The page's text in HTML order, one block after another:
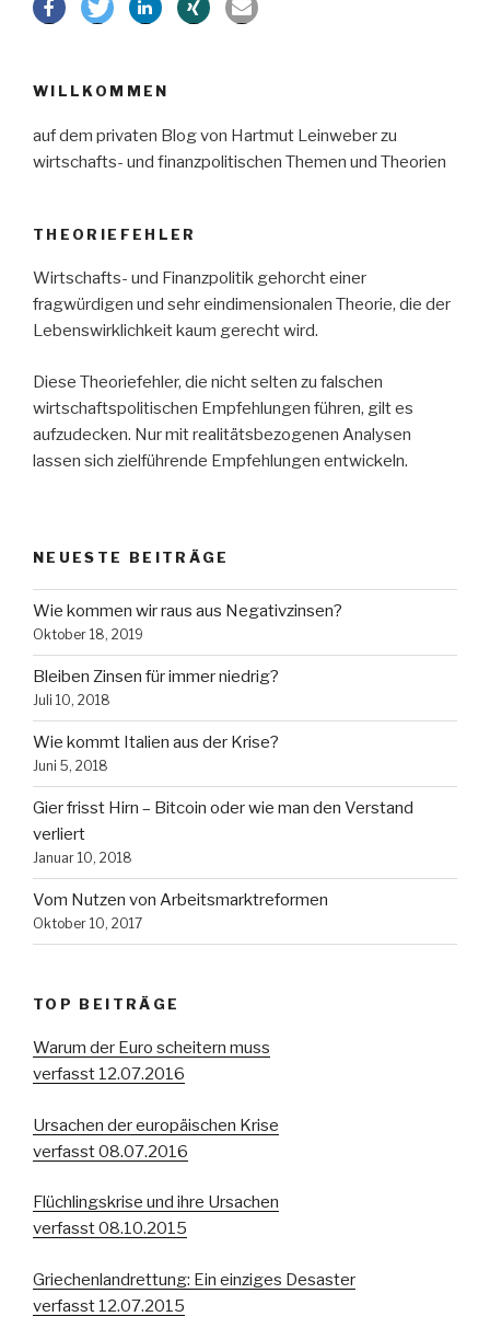
WILLKOMMEN
auf dem privaten Blog von Hartmut Leinweber zu
wirtschafts- und finanzpolitischen Themen und Theorien
THEORIEFEHLER
Wirtschafts- und Finanzpolitik gehorcht einer
fragwürdigen und sehr eindimensionalen Theorie, die der
Lebenswirklichkeit kaum gerecht wird.
Diese Theoriefehler, die nicht selten zu falschen
wirtschaftspolitischen Empfehlungen führen, gilt es
aufzudecken. Nur mit realitätsbezogenen Analysen
lassen sich zielführende Empfehlungen entwickeln.
NEUESTE BEITRÄGE
Wie kommen wir raus aus Negativzinsen?
Oktober 18, 2019
Bleiben Zinsen für immer niedrig?
Juli 10, 2018
Wie kommt Italien aus der Krise?
Juni 5, 2018
Gier frisst Hirn – Bitcoin oder wie man den Verstand
verliert
Januar 10, 2018
Vom Nutzen von Arbeitsmarktreformen
Oktober 10, 2017
TOP BEITRÄGE
Warum der Euro scheitern muss
verfasst 12.07.2016
Ursachen der europäischen Krise
verfasst 08.07.2016
Flüchlingskrise und ihre Ursachen
verfasst 08.10.2015
Griechenlandrettung: Ein einziges Desaster
verfasst 12.07.2015